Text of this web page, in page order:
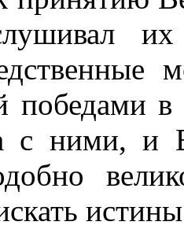
победами
с ними, и